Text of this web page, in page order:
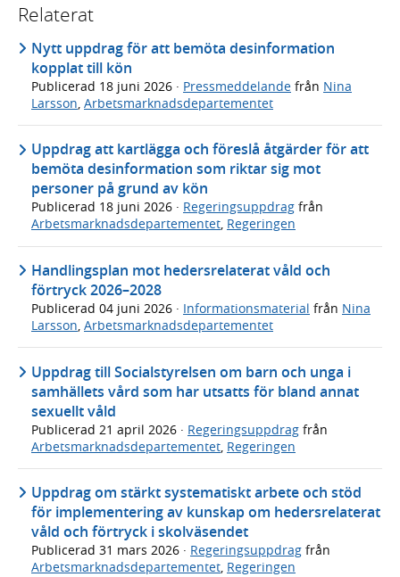
Relaterat
Nytt uppdrag för att bemöta desinformation
kopplat till kön
Publicerad 18 juni 2026 · Pressmeddelande från Nina
Larsson Arbetsmarknadsdepartementet
Uppdrag att kartlägga och föreslå åtgärder för att
bemöta desinformation som riktar sig mot
personer på grund av kön
Publicerad 18 juni 2026 · Regeringsuppdrag från
Arbetsmarknadsdepartementet, Regeringen
Handlingsplan mot hedersrelaterat våld och
förtryck 2026–2028
Publicerad 04 juni 2026 · Informationsmaterial från Nina
Larsson, Arbetsmarknadsdepartementet
Uppdrag till Socialstyrelsen om barn och unga i
samhällets vård som har utsatts för bland annat
sexuellt våld
Publicerad 21 april 2026 · Regeringsuppdrag från
Arbetsmarknadsdepartementet Regeringen
Uppdrag om stärkt systematiskt arbete och stöd
för implementering av kunskap om hedersrelaterat
våld och förtryck i skolväsendet
Publicerad 31 mars 2026 · Regeringsuppdrag från
Arbetsmarknadsdepartementet, Regeringen